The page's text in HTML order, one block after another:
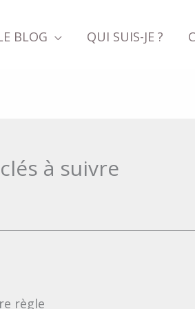
BLOG QUI SUIS-JE ?
à suivre
règle